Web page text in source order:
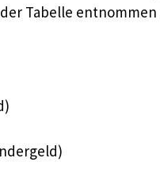
Tabelle